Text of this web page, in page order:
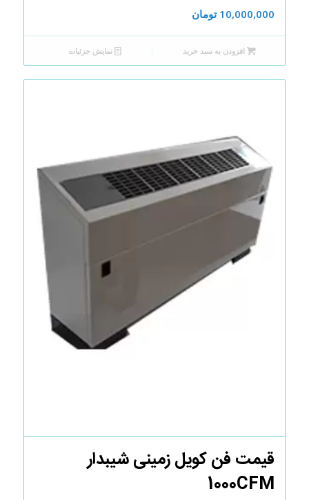
10,000,000 تومان
افزودن به سبد خرید نمایش جزئیات
قیمت فن کویل زمینی شیبدار
1000CFM